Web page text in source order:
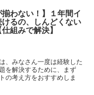
揃わない！】１年間イ
けるの、しんどくない
組みで解決】
、みなさん一度は経験した
を解決するために、まず
の考え方をおすすめしま